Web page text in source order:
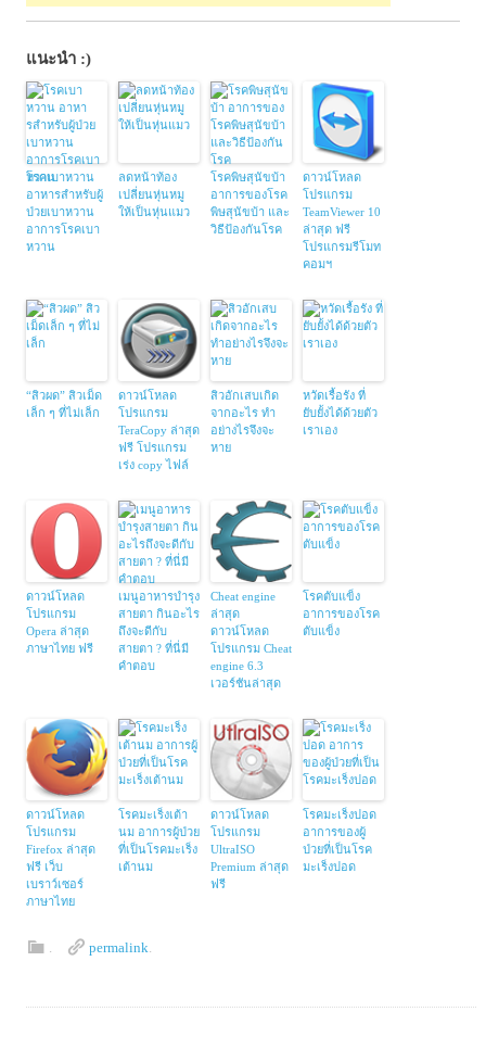
แนะนำ :)
โรคเบาหวาน
อาหารสําหรับผู้
ป่วยเบาหวาน
อาการโรคเบา
หวาน
ลดหน้าท้อง
เปลี่ยนหุ่นหมู
ให้เป็นหุ่นแมว
โรคพิษสุนัขบ้า
อาการของโรค
พิษสุนัขบ้า และ
วิธีป้องกันโรค
ดาวน์โหลด
โปรแกรม
TeamViewer 10
ล่าสุด ฟรี
โปรแกรมรีโมท
คอมฯ
“สิวผด” สิวเม็ด
เล็ก ๆ ที่ไม่เล็ก
ดาวน์โหลด
โปรแกรม
TeraCopy ล่าสุด
ฟรี โปรแกรม
เร่ง copy ไฟล์
สิวอักเสบเกิด
จากอะไร ทำ
อย่างไรจึงจะ
หาย
หวัดเรื้อรัง ที่
ยับยั้งได้ด้วยตัว
เราเอง
ดาวน์โหลด
โปรแกรม
Opera ล่าสุด
ภาษาไทย ฟรี
เมนูอาหารบำรุง
สายตา กินอะไร
ถึงจะดีกับ
สายตา ? ที่นี่มี
คำตอบ
Cheat engine
ล่าสุด
ดาวน์โหลด
โปรแกรม Cheat
engine 6.3
เวอร์ชันล่าสุด
โรคตับแข็ง
อาการของโรค
ตับแข็ง
ดาวน์โหลด
โปรแกรม
Firefox ล่าสุด
ฟรี เว็บ
เบราว์เซอร์
ภาษาไทย
โรคมะเร็งเต้า
นม อาการผู้ป่วย
ที่เป็นโรคมะเร็ง
เต้านม
ดาวน์โหลด
โปรแกรม
UltraISO
Premium ล่าสุด
ฟรี
โรคมะเร็งปอด
อาการของผู้
ป่วยที่เป็นโรค
มะเร็งปอด
permalink